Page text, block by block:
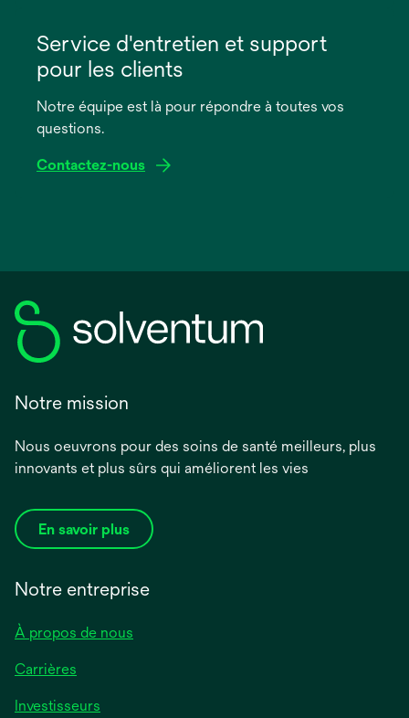
dans
nouvel
onglet
Service d'entretien et support
pour les clients
Notre équipe est là pour répondre à toutes vos
questions.
Contactez-nous
Notre mission
Nous oeuvrons pour des soins de santé meilleurs, plus
innovants et plus sûrs qui améliorent les vies
En savoir plus
Notre entreprise
À propos de nous
Carrières
Investisseurs